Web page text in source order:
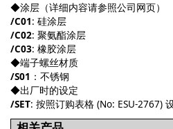
◆涂层（详细内容请参照公司网页）
/C01: 硅涂层
/C02: 聚氨酯涂层
/C03: 橡胶涂层
◆端子螺丝材质
/S01 ：不锈钢
◆出厂时的设定
/SET: 按照订购表格 (No: ESU-2767)